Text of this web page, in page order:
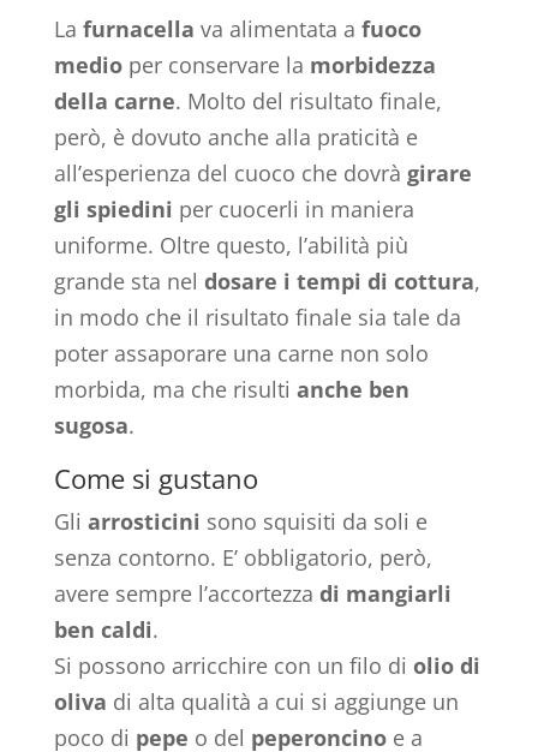
La furnacella va alimentata a fuoco
medioper conservare la morbidezza
della carne. Molto del risultato finale,
però, è dovuto anche alla praticità e
all’esperienza del cuoco che dovrà girare
gli spiedini per cuocerli in maniera
uniforme. Oltre questo, l’abilità più
grande sta nel dosare i tempi di cottura,
in modo che il risultato finale sia tale da
poter assaporare una carne non solo
morbida, ma che risulti anche ben
sugosa.
Come si gustano
Gli arrosticini sono squisiti da soli e
senza contorno. E’ obbligatorio, però,
avere sempre l’accortezza di mangiarli
ben caldi.
Si possono arricchire con un filo di olio di
oliva di alta qualità a cui si aggiunge un
poco di pepe o del peperoncinoe a